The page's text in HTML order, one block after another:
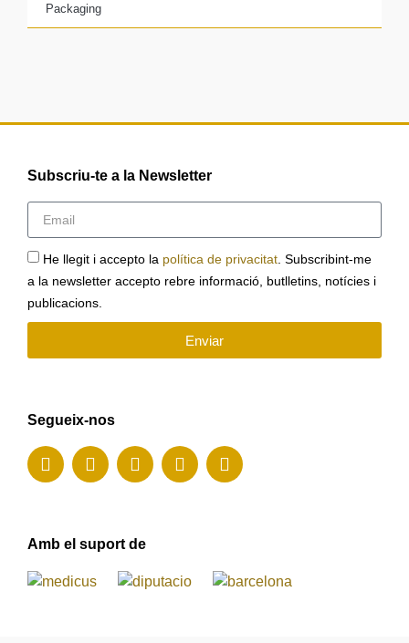
Packaging
Subscriu-te a la Newsletter
He llegit i accepto la política de privacitat . Subscribint-me
a la newsletter accepto rebre informació, butlletins, notícies i
publicacions.
Enviar
Segueix-nos
Amb el suport de